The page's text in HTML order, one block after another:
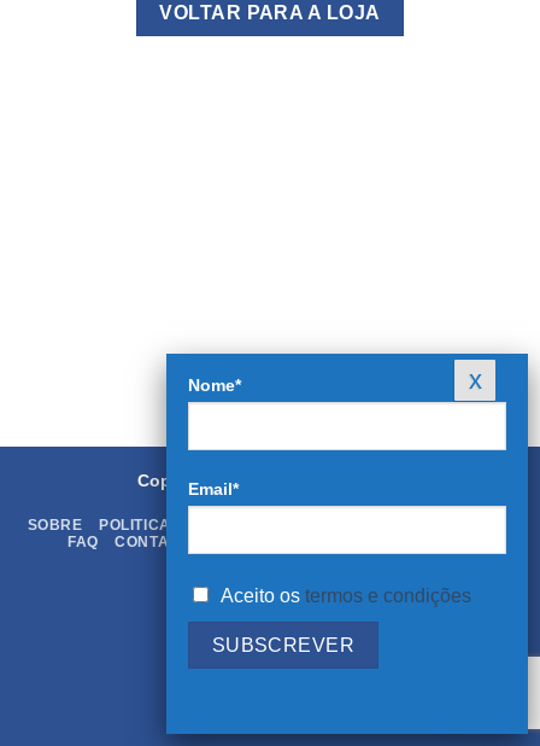
VOLTAR PARA A LOJA
Copyright 2026 ©
SOBRE POLITICA DE PRIVACIDADE
FAQ
CONTATOS
Nome*
Email*
Aceito os termos e condições